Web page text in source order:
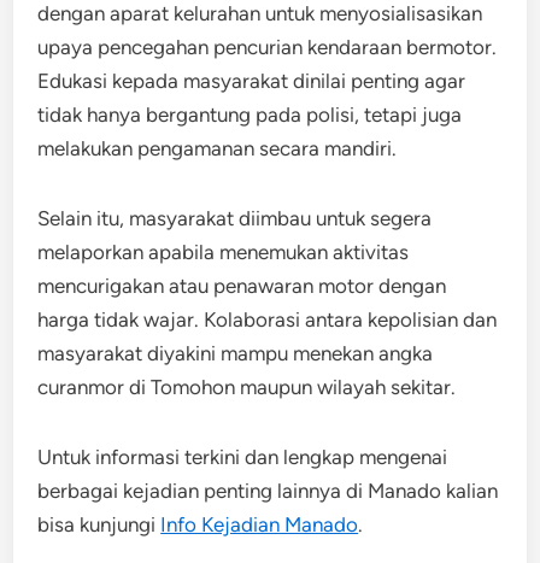
dengan aparat kelurahan untuk menyosialisasikan
upaya pencegahan pencurian kendaraan bermotor.
Edukasi kepada masyarakat dinilai penting agar
tidak hanya bergantung pada polisi, tetapi juga
melakukan pengamanan secara mandiri.
Selain itu, masyarakat diimbau untuk segera
melaporkan apabila menemukan aktivitas
mencurigakan atau penawaran motor dengan
harga tidak wajar. Kolaborasi antara kepolisian dan
masyarakat diyakini mampu menekan angka
curanmor di Tomohon maupun wilayah sekitar.
Untuk informasi terkini dan lengkap mengenai
berbagai kejadian penting lainnya di Manado kalian
bisa kunjungi Info Kejadian Manado.